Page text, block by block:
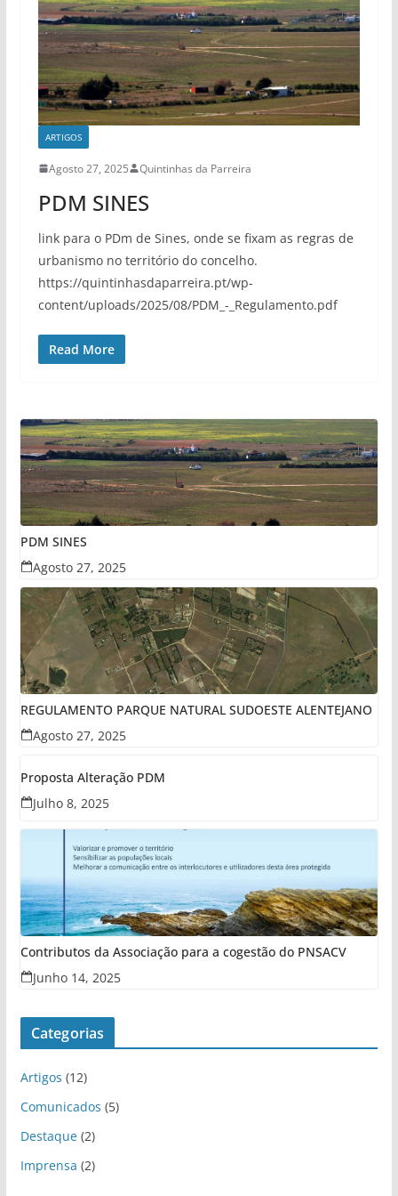
ARTIGOS
Agosto 27, 2025 Quintinhas da Parreira
PDM SINES
link para o PDm de Sines, onde se fixam as regras de
urbanismo no território do concelho.
https://quintinhasdaparreira.pt/wp-
content/uploads/2025/08/PDM_-_Regulamento.pdf
Read More
PDM SINES
Agosto 27, 2025
REGULAMENTO PARQUE NATURAL SUDOESTE ALENTEJANO
Agosto 27, 2025
Proposta Alteração PDM
Julho 8, 2025
Contributos da Associação para a cogestão do PNSACV
Junho 14, 2025
Categorias
Artigos (12)
Comunicados (5)
Destaque(2)
Imprensa (2)